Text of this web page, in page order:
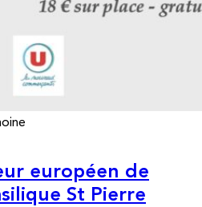
européen de
St Pierre